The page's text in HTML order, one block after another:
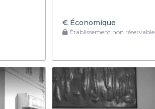
€Économique
Établissement non réservable